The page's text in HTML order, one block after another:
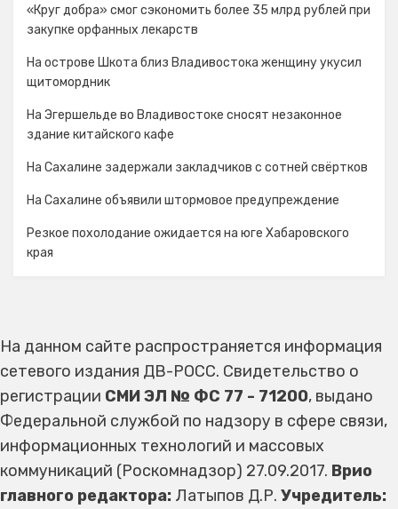
«Круг добра» смог сэкономить более 35 млрд рублей при
закупке орфанных лекарств
На острове Шкота близ Владивостока женщину укусил
щитомордник
На Эгершельде во Владивостоке сносят незаконное
здание китайского кафе
На Сахалине задержали закладчиков с сотней свёртков
На Сахалине объявили штормовое предупреждение
Резкое похолодание ожидается на юге Хабаровского
края
На данном сайте распространяется информация
сетевого издания ДВ-РОСС. Свидетельство о
регистрации СМИ ЭЛ № ФС 77 - 71200, выдано
Федеральной службой по надзору в сфере связи,
информационных технологий и массовых
коммуникаций (Роскомнадзор) 27.09.2017. Врио
главного редактора: Латыпов Д.Р. Учредитель: